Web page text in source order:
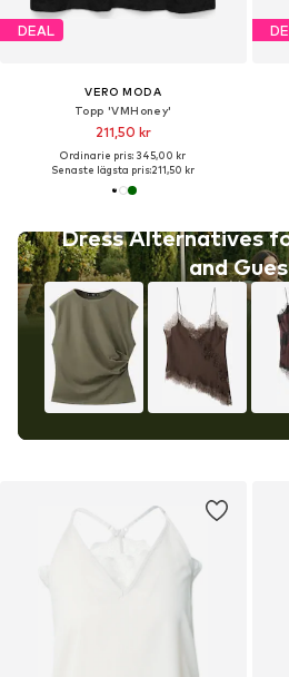
DEAL
VERO MODA
Topp 'VMHoney'
211,50 kr
Ordinarie pris: 345,00 kr
Senaste lägsta pris:211,50 kr
Dress Alternatives
and